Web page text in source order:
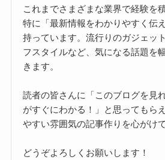
これまでさまざまな業界で経験を
特に「最新情報をわかりやすく伝
持っています。流行りのガジェッ
フスタイルなど、気になる話題を
きます。
読者の皆さんに「このブログを見
がすぐにわかる！」と思ってもら
やすい雰囲気の記事作りを心がけ
どうぞよろしくお願いします！